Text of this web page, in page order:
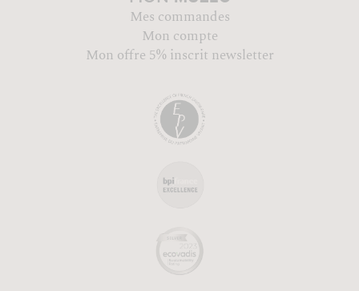
Mes commandes
Mon compte
Mon offre 5% inscrit newsletter